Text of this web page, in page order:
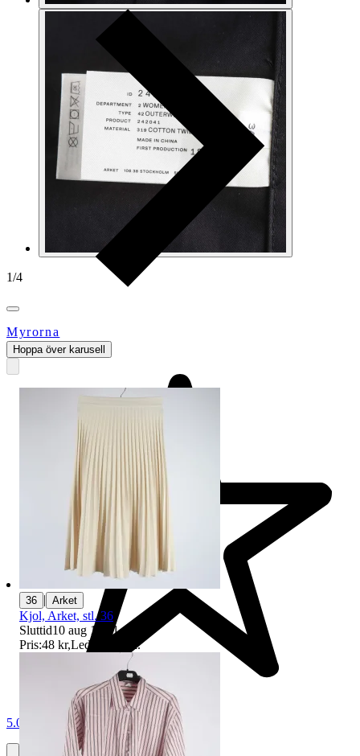
1/4
Myrorna
5.0
Hoppa över karusell
36 | Arket
Kjol, Arket, stl. 36
Sluttid10 aug 19:21.
Pris:48 kr,Ledande bud.